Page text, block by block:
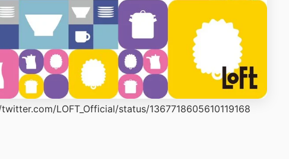
LOFT_Official/status/1367718605610119168